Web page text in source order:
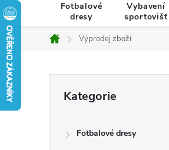
Fotbalové
dresy
Vybavení
sportovišť
Domů
Výprodej zboží
kategorie
Kategorie
Fotbalové dresy